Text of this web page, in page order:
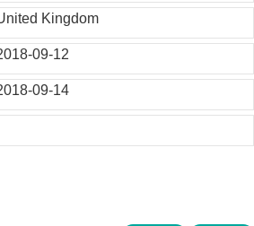
Kingdom
09-12
09-14